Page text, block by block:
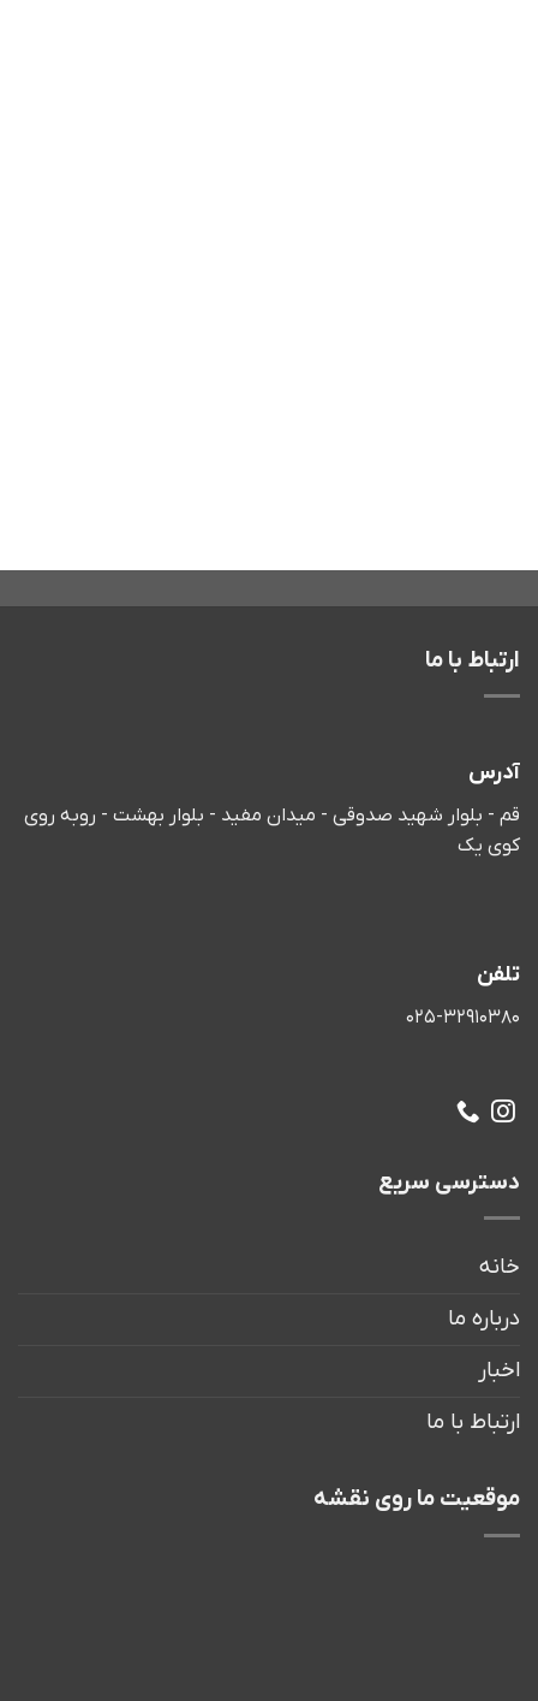
ارتباط با ما
آدرس
قم - بلوار شهید صدوقی - میدان مفید - بلوار بهشت - روبه روی
کوی یک
تلفن
025-32910380
دسترسی سریع
خانه
درباره ما
اخبار
ارتباط با ما
موقعیت ما روی نقشه